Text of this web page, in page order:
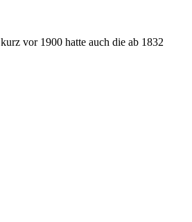
vor 1900 hatte auch die ab 1832